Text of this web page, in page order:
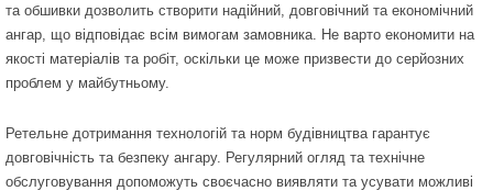
та обшивки дозволить створити надійний, довговічний та економічний
ангар, що відповідає всім вимогам замовника. Не варто економити на
якості матеріалів та робіт, оскільки це може призвести до серйозних
проблем у майбутньому.
Ретельне дотримання технологій та норм будівництва гарантує
довговічність та безпеку ангару. Регулярний огляд та технічне
обслуговування допоможуть своєчасно виявляти та усувати можливі